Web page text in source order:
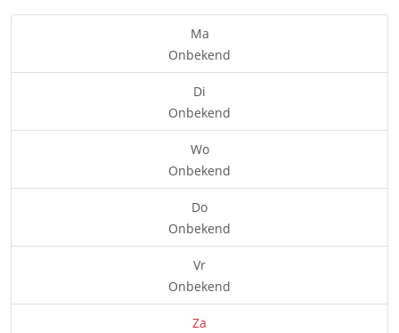
Ma
Onbekend
Di
Onbekend
Wo
Onbekend
Do
Onbekend
Vr
Onbekend
Za